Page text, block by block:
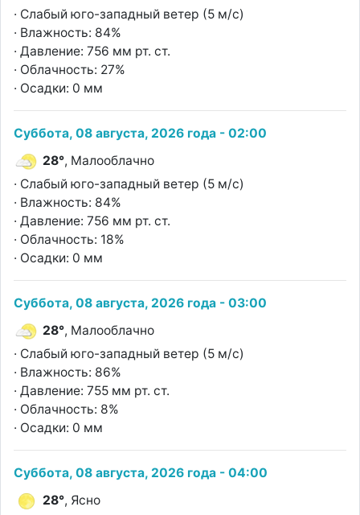
· Слабый юго-западный ветер (5 м/с)
· Влажность: 84%
· Давление: 756 мм рт. ст.
· Облачность: 27%
· Осадки: 0 мм
Суббота, 08 августа, 2026 года - 02:00
28°, Малооблачно
· Слабый юго-западный ветер (5 м/с)
· Влажность: 84%
· Давление: 756 мм рт. ст.
· Облачность: 18%
· Осадки: 0 мм
Суббота, 08 августа, 2026 года - 03:00
28°, Малооблачно
· Слабый юго-западный ветер (5 м/с)
· Влажность: 86%
· Давление: 755 мм рт. ст.
· Облачность: 8%
· Осадки: 0 мм
Суббота, 08 августа, 2026 года - 04:00
28°, Ясно